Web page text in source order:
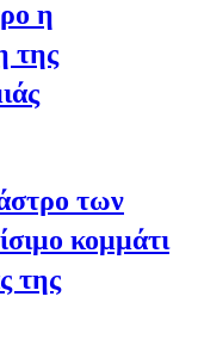
η
της
των
κομμάτι
της